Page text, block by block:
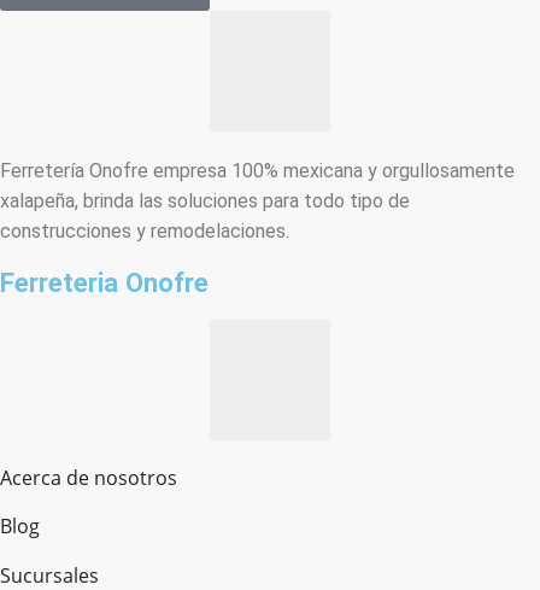
Ferretería Onofre empresa 100% mexicana y orgullosamente
xalapeña, brinda las soluciones para todo tipo de
construcciones y remodelaciones.
Ferreteria Onofre
Acerca de nosotros
Blog
Sucursales